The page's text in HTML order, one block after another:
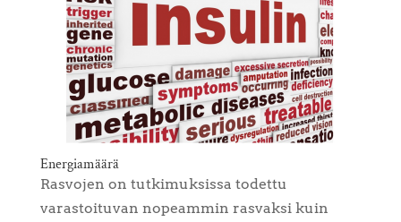
Energiamäärä
Rasvojen on tutkimuksissa todettu
varastoituvan nopeammin rasvaksi kuin